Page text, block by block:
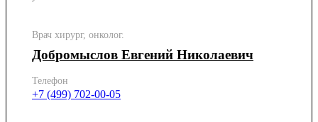
Врач хирург, онколог.
Добромыслов Евгений Николаевич
Телефон
+7 (499) 702-00-05